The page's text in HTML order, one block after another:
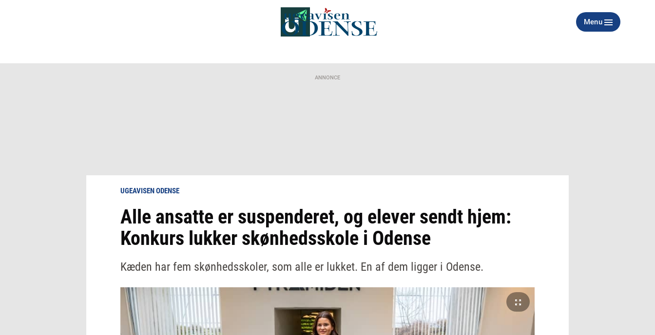
Menu
ANNONCE
UGEAVISEN ODENSE
Alle ansatte er suspenderet, og elever sendt hjem:
Konkurs lukker skønhedsskole i Odense
Kæden har fem skønhedsskoler, som alle er lukket. En af dem ligger i Odense.